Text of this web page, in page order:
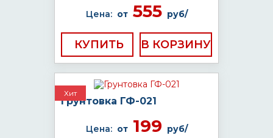
Цена: от555 руб/
КУПИТЬ
Хит
Грунтовка ГФ-021
Цена: от199 руб/